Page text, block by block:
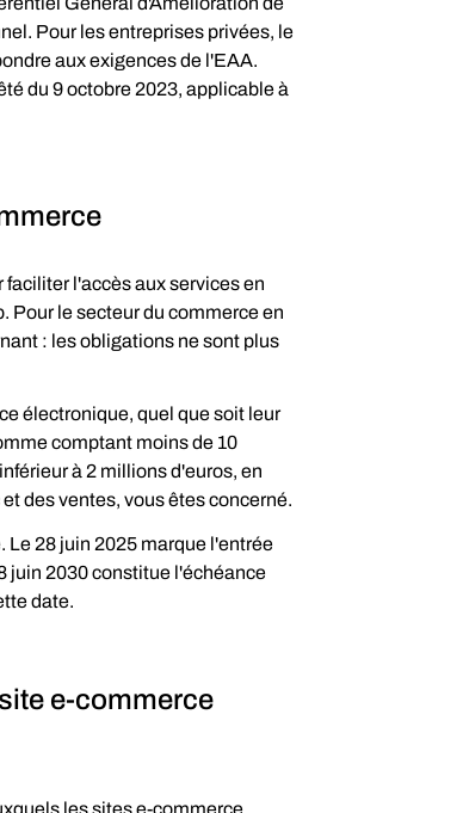
Pour les entreprises privées, le
aux exigences de l'EAA.
du 9 octobre 2023, applicable à
l'accès aux services en
Pour le secteur du commerce en
: les obligations ne sont plus
électronique, quel que soit leur
comptant moins de 10
à 2 millions d'euros, en
des ventes, vous êtes concerné.
Le 28 juin 2025 marque l'entrée
juin 2030 constitue l'échéance
date.
e-commerce
les sites e-commerce